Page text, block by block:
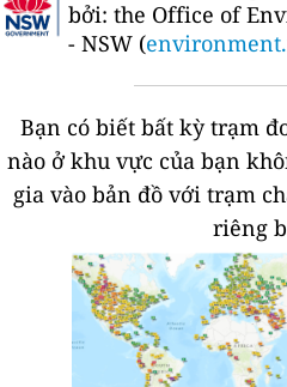
bởi: the Office of
- NSW (
Bạn có biết bất kỳ trạm
nào ở khu vực của bạn
gia vào bản đồ với trạm
riêng